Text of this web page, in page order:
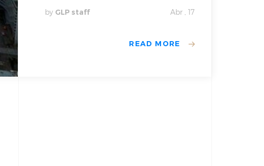
by GLP staff Abr , 17
READ MORE